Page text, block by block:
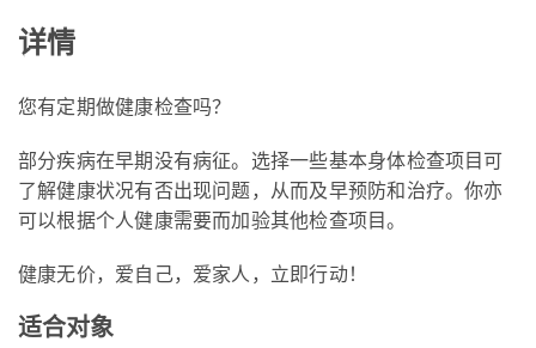
详情
您有定期做健康检查吗？
部分疾病在早期没有病征。选择一些基本身体检查项目可
了解健康状况有否出现问题，从而及早预防和治疗。你亦
可以根据个人健康需要而加验其他检查项目。
健康无价，爱自己，爱家人，立即行动！
适合对象